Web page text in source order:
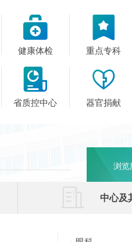

健康体检

重点专科

省质控中心

器官捐献
中心及
浏览